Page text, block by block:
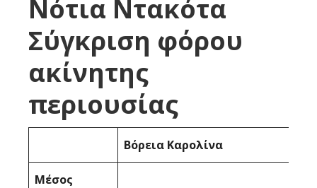
Νότια Ντακότα
Σύγκριση φόρου
ακίνητης
περιουσίας
Βόρεια Καρολίνα
Μέσος